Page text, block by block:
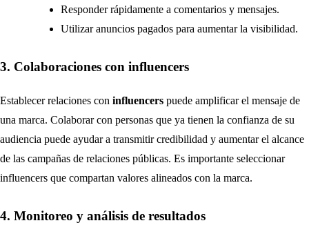
Responder rápidamente a comentarios y mensajes.
Utilizar anuncios pagados para aumentar la visibilidad.
3. Colaboraciones con influencers
Establecer relaciones con influencers puede amplificar el mensaje de
una marca. Colaborar con personas que ya tienen la confianza de su
audiencia puede ayudar a transmitir credibilidad y aumentar el alcance
de las campañas de relaciones públicas. Es importante seleccionar
influencers que compartan valores alineados con la marca.
4. Monitoreo y análisis de resultados